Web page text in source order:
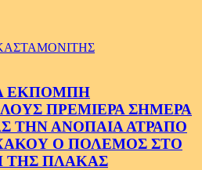
ΕΚΠΟΜΠΗ
ΠΡΕΜΙΕΡΑ ΣΗΜΕΡΑ
ΤΗΝ ΑΝΟΠΑΙΑ ΑΤΡΑΠΟ
Ο ΠΟΛΕΜΟΣ ΣΤΟ
ΤΗΣ ΠΛΑΚΑΣ